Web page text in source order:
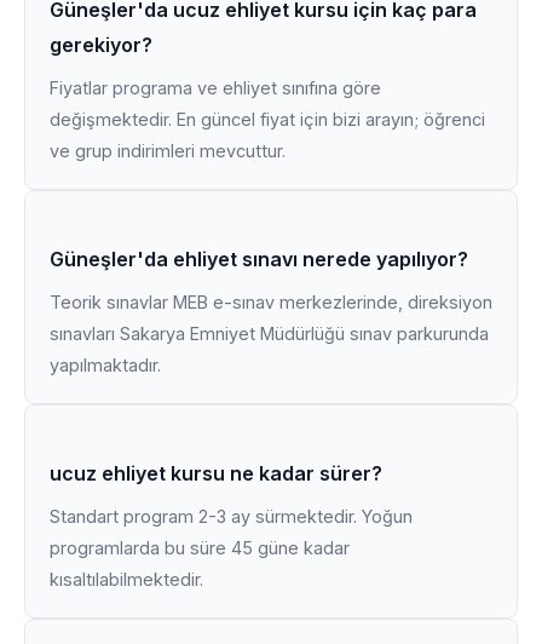
Güneşler'da ucuz ehliyet kursu için kaç para
gerekiyor?
Fiyatlar programa ve ehliyet sınıfına göre
değişmektedir. En güncel fiyat için bizi arayın; öğrenci
ve grup indirimleri mevcuttur.
Güneşler'da ehliyet sınavı nerede yapılıyor?
Teorik sınavlar MEB e-sınav merkezlerinde, direksiyon
sınavları Sakarya Emniyet Müdürlüğü sınav parkurunda
yapılmaktadır.
ucuz ehliyet kursu ne kadar sürer?
Standart program 2-3 ay sürmektedir. Yoğun
programlarda bu süre 45 güne kadar
kısaltılabilmektedir.